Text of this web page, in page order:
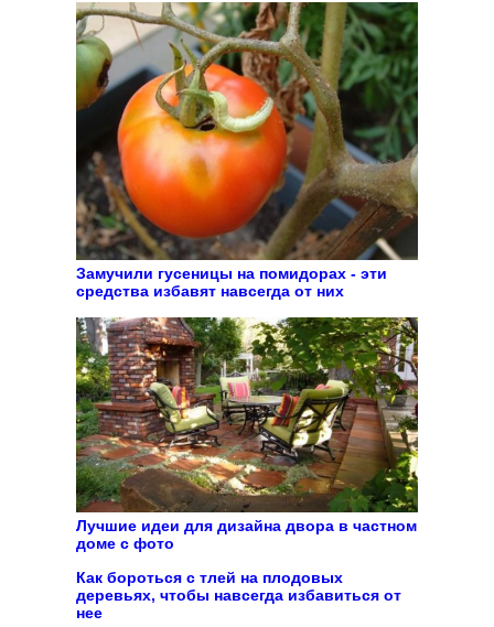
Замучили гусеницы на помидорах - эти
средства избавят навсегда от них
Лучшие идеи для дизайна двора в частном
доме с фото
Как бороться с тлей на плодовых
деревьях, чтобы навсегда избавиться от
нее